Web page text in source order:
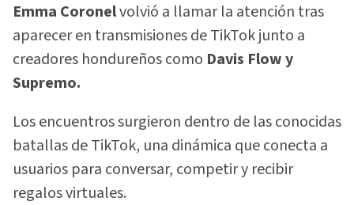
Emma Coronelvolvió a llamar la atención tras
aparecer en transmisiones de TikTok junto a
creadores hondureños como Davis Flow y
Supremo.
Los encuentros surgieron dentro de las conocidas
batallas de TikTok, una dinámica que conecta a
usuarios para conversar, competir y recibir
regalos virtuales.